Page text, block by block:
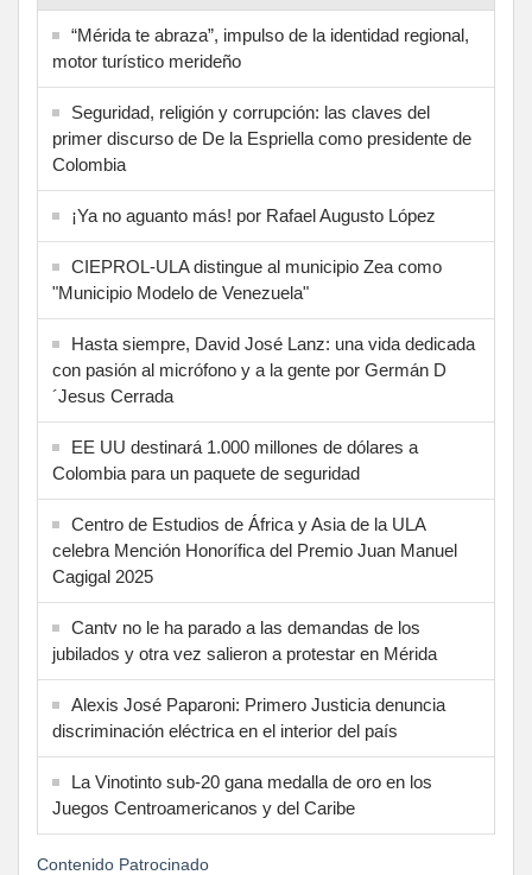
“Mérida te abraza”, impulso de la identidad regional,
motor turístico merideño
Seguridad, religión y corrupción: las claves del
primer discurso de De la Espriella como presidente de
Colombia
¡Ya no aguanto más! por Rafael Augusto López
CIEPROL-ULA distingue al municipio Zea como
"Municipio Modelo de Venezuela"
Hasta siempre, David José Lanz: una vida dedicada
con pasión al micrófono y a la gente por Germán D
´Jesus Cerrada
EE UU destinará 1.000 millones de dólares a
Colombia para un paquete de seguridad
Centro de Estudios de África y Asia de la ULA
celebra Mención Honorífica del Premio Juan Manuel
Cagigal 2025
Cantv no le ha parado a las demandas de los
jubilados y otra vez salieron a protestar en Mérida
Alexis José Paparoni: Primero Justicia denuncia
discriminación eléctrica en el interior del país
La Vinotinto sub-20 gana medalla de oro en los
Juegos Centroamericanos y del Caribe
Contenido Patrocinado